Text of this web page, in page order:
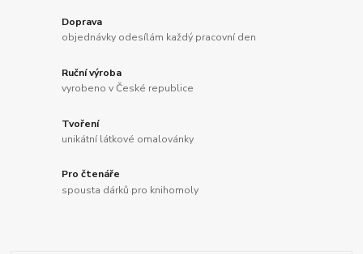
Doprava
objednávky odesílám každý pracovní den
Ruční výroba
vyrobeno v České republice
Tvoření
unikátní látkové omalovánky
Pro čtenáře
spousta dárků pro knihomoly